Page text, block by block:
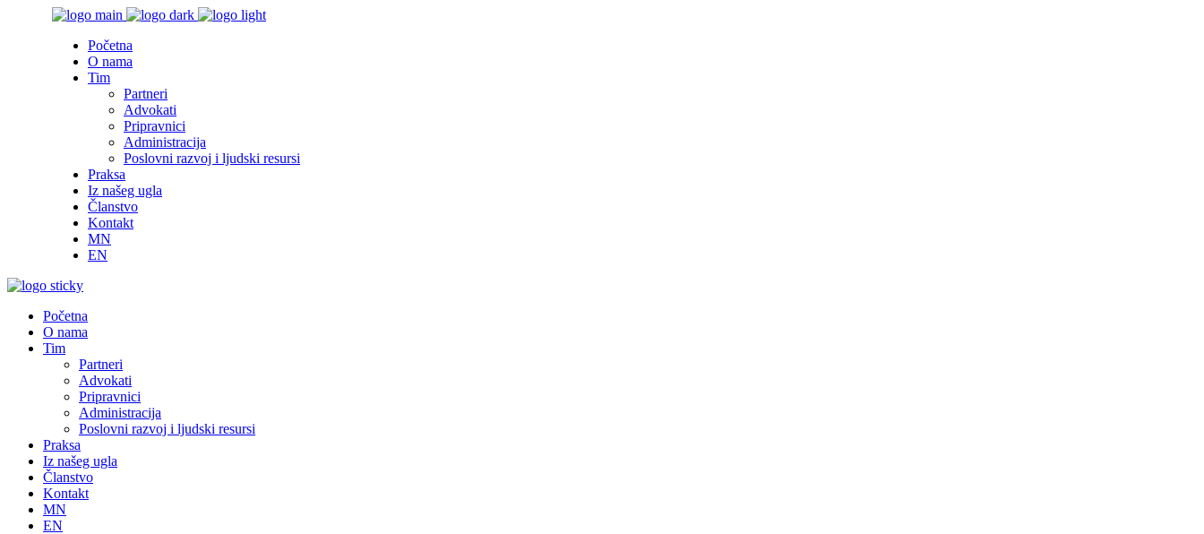
Početna
O nama
Tim
Partneri
Advokati
Pripravnici
Administracija
Poslovni razvoj i ljudski resursi
Praksa
Iz našeg ugla
Članstvo
Kontakt
MN
EN
Početna
O nama
Tim
Partneri
Advokati
Pripravnici
Administracija
Poslovni razvoj i ljudski resursi
Praksa
Iz našeg ugla
Članstvo
Kontakt
MN
EN